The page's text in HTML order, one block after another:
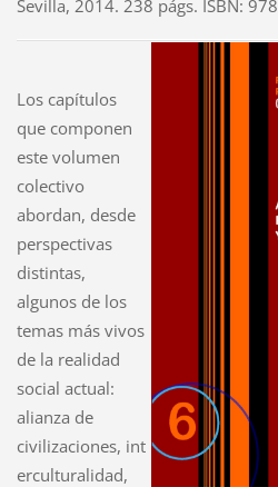
Sevilla, 2014. 238 págs. ISBN:
Los capítulos
que componen
este volumen
colectivo
abordan, desde
perspectivas
distintas,
algunos de los
temas más vivos
de la realidad
social actual:
alianza de
civilizaciones, int
erculturalidad,